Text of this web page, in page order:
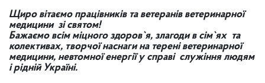
Щиро вітаємо працівників та ветеранів ветеринарної
медицини зі святом!
Бажаємо всім міцного здоров`я, злагоди в сім`ях та
колективах, творчої наснаги на терені ветеринарної
медицини, невтомної енергії у справі служіння людям
і рідній Україні.